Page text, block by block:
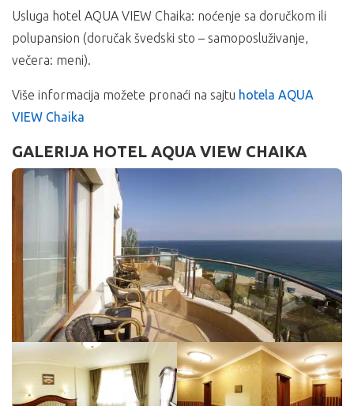
Usluga hotel AQUA VIEW Chaika: noćenje sa doručkom ili
polupansion (doručak švedski sto – samoposluživanje,
večera: meni).
Više informacija možete pronaći na sajtu hotela AQUA
VIEW Chaika
GALERIJA HOTEL AQUA VIEW CHAIKA